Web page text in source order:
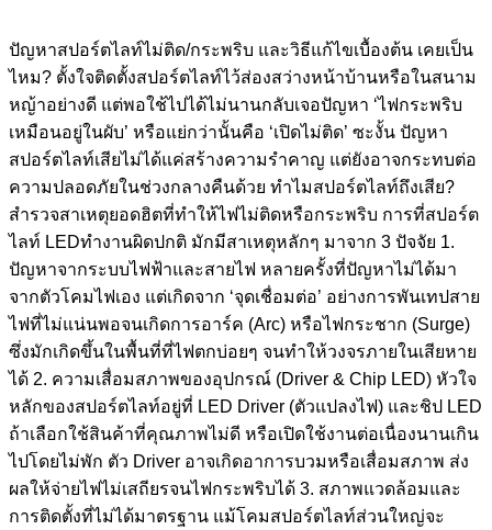
ปัญหาสปอร์ตไลท์ไม่ติด/กระพริบ และวิธีแก้ไขเบื้องต้น เคยเป็น
ไหม? ตั้งใจติดตั้งสปอร์ตไลท์ไว้ส่องสว่างหน้าบ้านหรือในสนาม
หญ้าอย่างดี แต่พอใช้ไปได้ไม่นานกลับเจอปัญหา ‘ไฟกระพริบ
เหมือนอยู่ในผับ’ หรือแย่กว่านั้นคือ ‘เปิดไม่ติด’ ซะงั้น ปัญหา
สปอร์ตไลท์เสียไม่ได้แค่สร้างความรำคาญ แต่ยังอาจกระทบต่อ
ความปลอดภัยในช่วงกลางคืนด้วย ทำไมสปอร์ตไลท์ถึงเสีย?
สำรวจสาเหตุยอดฮิตที่ทำให้ไฟไม่ติดหรือกระพริบ การที่สปอร์ต
ไลท์ LEDทำงานผิดปกติ มักมีสาเหตุหลักๆ มาจาก 3 ปัจจัย 1.
ปัญหาจากระบบไฟฟ้าและสายไฟ หลายครั้งที่ปัญหาไม่ได้มา
จากตัวโคมไฟเอง แต่เกิดจาก ‘จุดเชื่อมต่อ’ อย่างการพันเทปสาย
ไฟที่ไม่แน่นพอจนเกิดการอาร์ค (Arc) หรือไฟกระชาก (Surge)
ซึ่งมักเกิดขึ้นในพื้นที่ที่ไฟตกบ่อยๆ จนทำให้วงจรภายในเสียหาย
ได้ 2. ความเสื่อมสภาพของอุปกรณ์ (Driver & Chip LED) หัวใจ
หลักของสปอร์ตไลท์อยู่ที่ LED Driver (ตัวแปลงไฟ) และชิป LED
ถ้าเลือกใช้สินค้าที่คุณภาพไม่ดี หรือเปิดใช้งานต่อเนื่องนานเกิน
ไปโดยไม่พัก ตัว Driver อาจเกิดอาการบวมหรือเสื่อมสภาพ ส่ง
ผลให้จ่ายไฟไม่เสถียรจนไฟกระพริบได้ 3. สภาพแวดล้อมและ
การติดตั้งที่ไม่ได้มาตรฐาน แม้โคมสปอร์ตไลท์ส่วนใหญ่จะ